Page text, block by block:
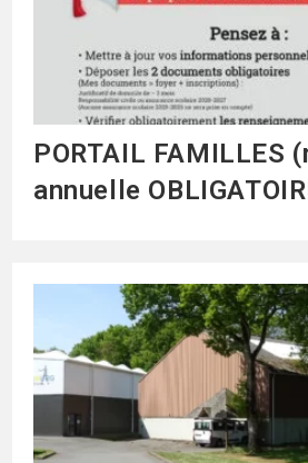
PORTAIL FAMILLES
annuelle